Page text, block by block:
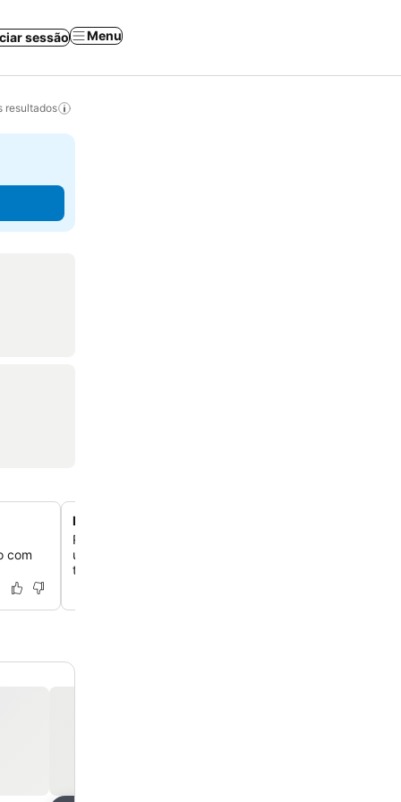
sessão Menu
resultados
com
Experiência no Gabi Beach Club
Relaxe em uma faixa isolada de areia branca perolada,
um passeio panorâmico de carrinho de golfe por
tropicais e vida selvagem exótica.